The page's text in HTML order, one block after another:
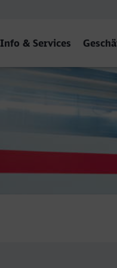
Info & Services